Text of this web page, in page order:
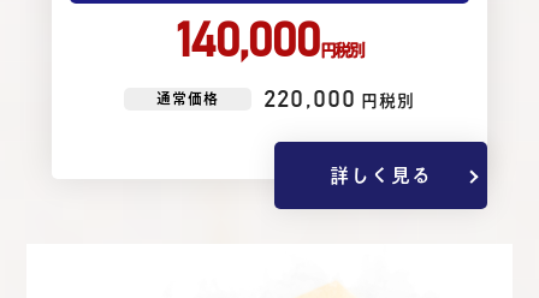
140,000円税別
通常価格 220,000 円税別
詳しく見る